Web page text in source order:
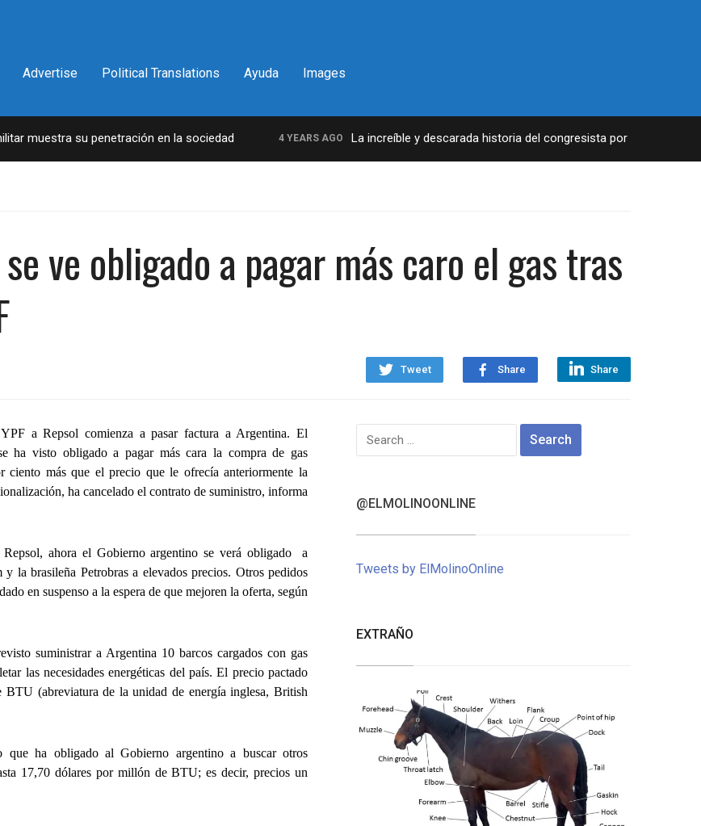
Advertise Political Translations Ayuda Images
muestra su penetración en la sociedad 4 YEARS AGO La increíble y descarada historia del congresista por NY George
ve obligado a pagar más caro el gas tras
Tweet Share Share
a Repsol comienza a pasar factura a Argentina. El
ha visto obligado a pagar más cara la compra de gas
ciento más que el precio que le ofrecía anteriormente la
ha cancelado el contrato de suministro, informa
ahora el Gobierno argentino se verá obligado a
la brasileña Petrobras a elevados precios. Otros pedidos
en suspenso a la espera de que mejoren la oferta, según
suministrar a Argentina 10 barcos cargados con gas
las necesidades energéticas del país. El precio pactado
(abreviatura de la unidad de energía inglesa, British
ha obligado al Gobierno argentino a buscar otros
17,70 dólares por millón de BTU; es decir, precios un
Search
for:
@ELMOLINOONLINE
Tweets by ElMolinoOnline
EXTRAÑO